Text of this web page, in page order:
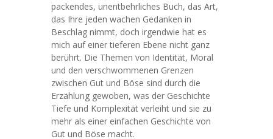
packendes, unentbehrliches Buch, das Art,
das Ihre jeden wachen Gedanken in
Beschlag nimmt, doch irgendwie hat es
mich auf einer tieferen Ebene nicht ganz
berührt. Die Themen von Identität, Moral
und den verschwommenen Grenzen
zwischen Gut und Böse sind durch die
Erzählung gewoben, was der Geschichte
Tiefe und Komplexität verleiht und sie zu
mehr als einer einfachen Geschichte von
Gut und Böse macht.